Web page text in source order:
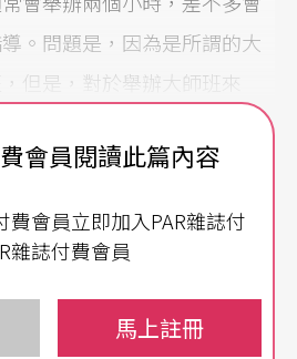
。問題是，因為是所謂的大
但是，對於舉辦大師班來
講話，她完全忽略了台下的
看其他人半眼，也沒對大家
。在舞台上，她花最多時間
於樂譜上標示指法。整個活
會員閱讀此篇內容
費會員立即加入PAR雜誌付
雜誌付費會員
馬上註冊